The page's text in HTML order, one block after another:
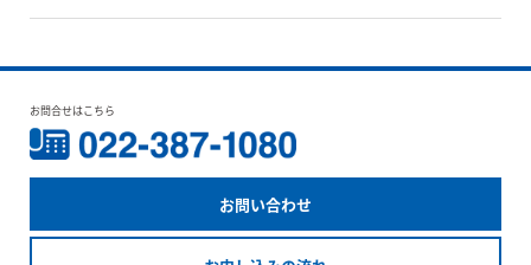
お問合せはこちら
お問い合わせ